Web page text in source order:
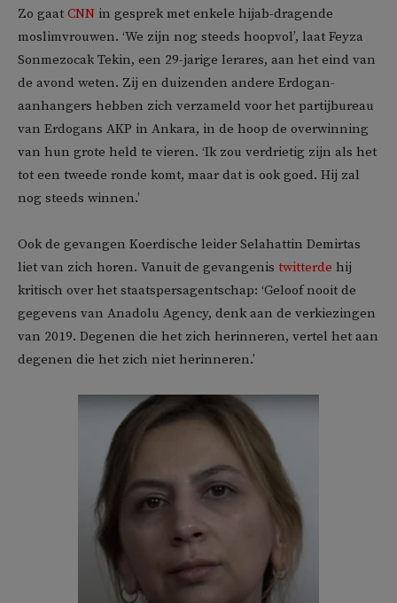
Zo gaat CNN in gesprek met enkele hijab-dragende
moslimvrouwen. ‘We zijn nog steeds hoopvol’, laat Feyza
Sonmezocak Tekin, een 29-jarige lerares, aan het eind van
de avond weten. Zij en duizenden andere Erdogan-
aanhangers hebben zich verzameld voor het partijbureau
van Erdogans AKP in Ankara, in de hoop de overwinning
van hun grote held te vieren. ‘Ik zou verdrietig zijn als het
tot een tweede ronde komt, maar dat is ook goed. Hij zal
nog steeds winnen.’
Ook de gevangen Koerdische leider Selahattin Demirtas
liet van zich horen. Vanuit de gevangenis twitterde hij
kritisch over het staatspersagentschap: ‘Geloof nooit de
gegevens van Anadolu Agency, denk aan de verkiezingen
van 2019. Degenen die het zich herinneren, vertel het aan
degenen die het zich niet herinneren.’